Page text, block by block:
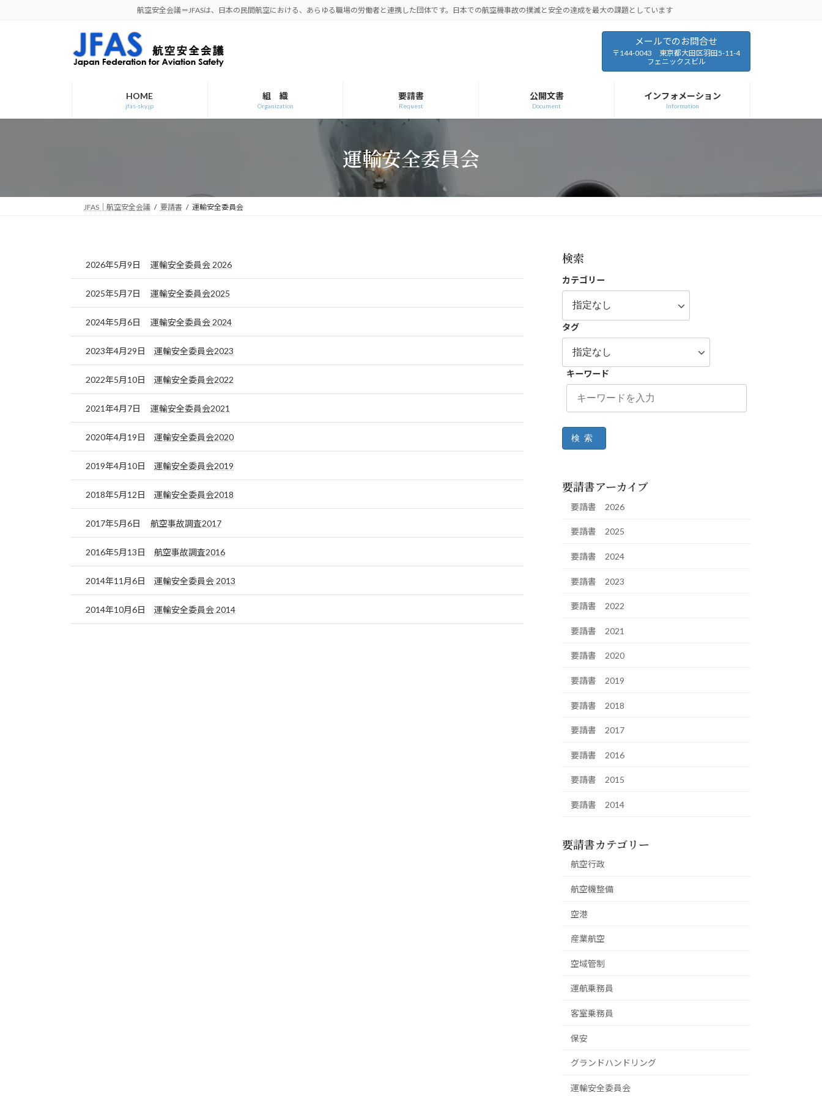
航空安全会議＝JFASは、日本の民間航空における、あらゆる職場の労働者と連携した団体です。日本での航空機事故の撲滅と安全の達成を最大の課題としています
メールでのお問合せ
〒144-0043 東京都大田区羽田5-11-4
フェニックスビル
HOME
jfas-sky.jp
組 織
Organization
要請書
Request
公開文書
Document
インフォメーション
Information
運輸安全委員会
JFAS｜航空安全会議 要請書 運輸安全委員会
2026年5月9日 運輸安全委員会 2026
2025年5月7日 運輸安全委員会2025
2024年5月6日 運輸安全委員会 2024
2023年4月29日 運輸安全委員会2023
2022年5月10日 運輸安全委員会2022
2021年4月7日 運輸安全委員会2021
2020年4月19日 運輸安全委員会2020
2019年4月10日 運輸安全委員会2019
2018年5月12日 運輸安全委員会2018
2017年5月6日 航空事故調査2017
2016年5月13日 航空事故調査2016
2014年11月6日 運輸安全委員会 2013
2014年10月6日 運輸安全委員会 2014
検索
カテゴリー
タグ
キーワード
検索
要請書アーカイブ
要請書 2026
要請書 2025
要請書 2024
要請書 2023
要請書 2022
要請書 2021
要請書 2020
要請書 2019
要請書 2018
要請書 2017
要請書 2016
要請書 2015
要請書 2014
要請書カテゴリー
航空行政
航空機整備
空港
産業航空
空域管制
運航乗務員
客室乗務員
保安
グランドハンドリング
運輸安全委員会